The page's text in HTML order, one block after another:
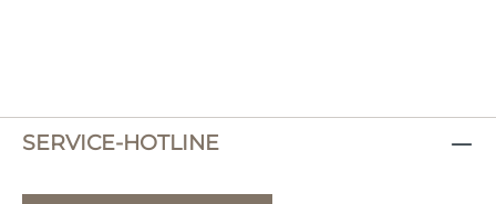
SERVICE-HOTLINE